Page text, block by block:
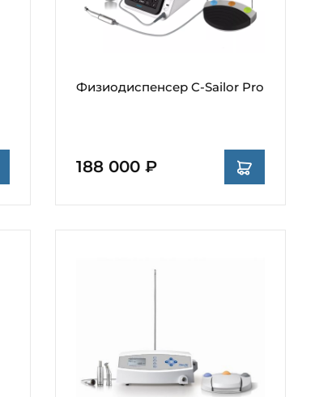
Физиодиспенсер C-Sailor Pro
188 000 ₽